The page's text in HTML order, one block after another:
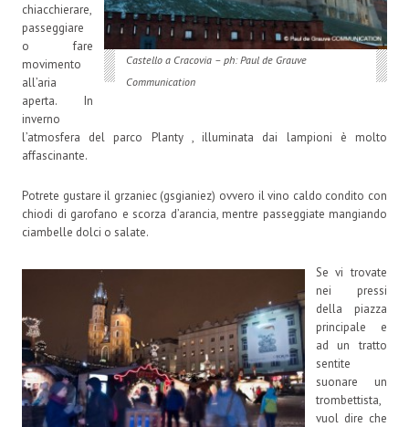
Castello a Cracovia – ph: Paul de Grauve
Communication
chiacchierare,
passeggiare
o fare
movimento
all’aria
aperta. In
inverno
l’atmosfera del parco Planty , illuminata dai lampioni è molto
affascinante.
Potrete gustare il grzaniec (gsgianiez) ovvero il vino caldo condito con
chiodi di garofano e scorza d’arancia, mentre passeggiate mangiando
ciambelle dolci o salate.
Se vi trovate
nei pressi
della piazza
principale e
ad un tratto
sentite
suonare un
trombettista,
vuol dire che